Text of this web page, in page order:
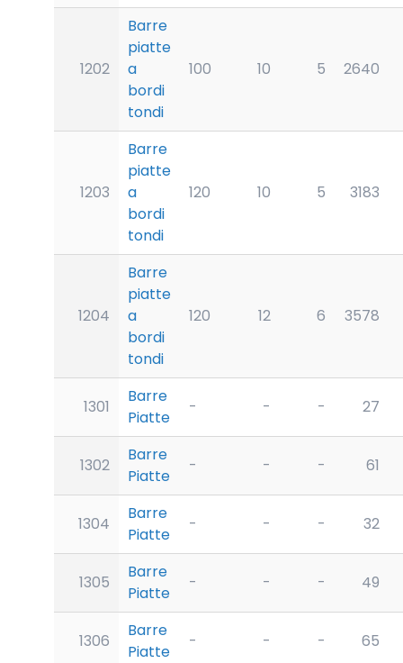
1202
Barre
piatte
a
bordi
tondi
100 10 5 2640
1203
Barre
piatte
a
bordi
tondi
120 10 5 3183
1204
Barre
piatte
a
bordi
tondi
120 12 6 3578
1301
Barre
Piatte
- - - 27
1302
Barre
Piatte
- - - 61
1304
Barre
Piatte
- - - 32
1305
Barre
Piatte
- - - 49
1306
Barre
Piatte
- - - 65